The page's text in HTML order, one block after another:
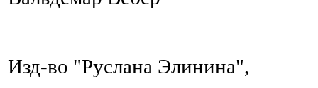
Изд-во "Руслана Элинина",